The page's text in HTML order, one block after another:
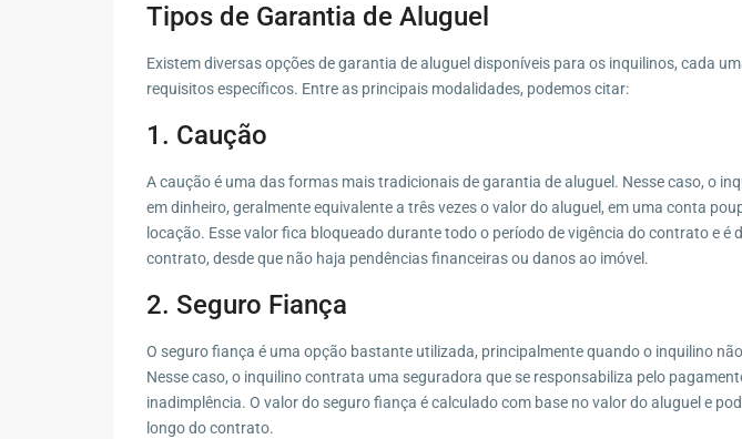
Tipos de Garantia de Aluguel
Existem diversas opções de garantia de aluguel disponíveis para os inquilinos, cada
requisitos específicos. Entre as principais modalidades, podemos citar:
1. Caução
A caução é uma das formas mais tradicionais de garantia de aluguel. Nesse caso, o
em dinheiro, geralmente equivalente a três vezes o valor do aluguel, em uma conta
locação. Esse valor fica bloqueado durante todo o período de vigência do contrato e é
contrato, desde que não haja pendências financeiras ou danos ao imóvel.
2. Seguro Fiança
O seguro fiança é uma opção bastante utilizada, principalmente quando o inquilino
Nesse caso, o inquilino contrata uma seguradora que se responsabiliza pelo
inadimplência. O valor do seguro fiança é calculado com base no valor do aluguel e
longo do contrato.